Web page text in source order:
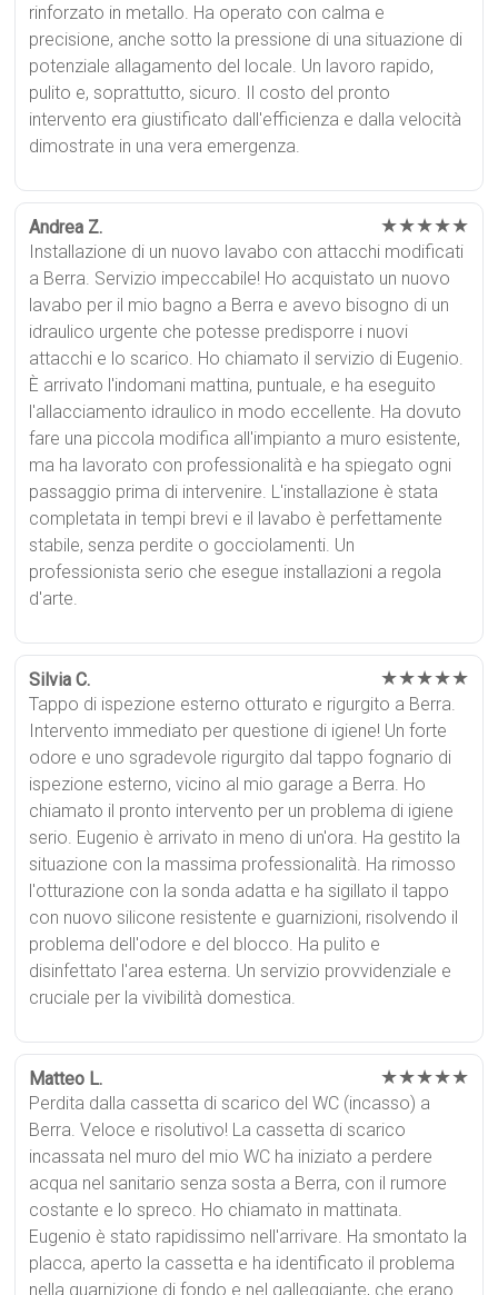
rinforzato in metallo. Ha operato con calma e
precisione, anche sotto la pressione di una situazione di
potenziale allagamento del locale. Un lavoro rapido,
pulito e, soprattutto, sicuro. Il costo del pronto
intervento era giustificato dall'efficienza e dalla velocità
dimostrate in una vera emergenza.
Andrea Z. ★★★★★
Installazione di un nuovo lavabo con attacchi modificati
a Berra. Servizio impeccabile! Ho acquistato un nuovo
lavabo per il mio bagno a Berra e avevo bisogno di un
idraulico urgente che potesse predisporre i nuovi
attacchi e lo scarico. Ho chiamato il servizio di Eugenio.
È arrivato l'indomani mattina, puntuale, e ha eseguito
l'allacciamento idraulico in modo eccellente. Ha dovuto
fare una piccola modifica all'impianto a muro esistente,
ma ha lavorato con professionalità e ha spiegato ogni
passaggio prima di intervenire. L'installazione è stata
completata in tempi brevi e il lavabo è perfettamente
stabile, senza perdite o gocciolamenti. Un
professionista serio che esegue installazioni a regola
d'arte.
Silvia C. ★★★★★
Tappo di ispezione esterno otturato e rigurgito a Berra.
Intervento immediato per questione di igiene! Un forte
odore e uno sgradevole rigurgito dal tappo fognario di
ispezione esterno, vicino al mio garage a Berra. Ho
chiamato il pronto intervento per un problema di igiene
serio. Eugenio è arrivato in meno di un'ora. Ha gestito la
situazione con la massima professionalità. Ha rimosso
l'otturazione con la sonda adatta e ha sigillato il tappo
con nuovo silicone resistente e guarnizioni, risolvendo il
problema dell'odore e del blocco. Ha pulito e
disinfettato l'area esterna. Un servizio provvidenziale e
cruciale per la vivibilità domestica.
Matteo L. ★★★★★
Perdita dalla cassetta di scarico del WC (incasso) a
Berra. Veloce e risolutivo! La cassetta di scarico
incassata nel muro del mio WC ha iniziato a perdere
acqua nel sanitario senza sosta a Berra, con il rumore
costante e lo spreco. Ho chiamato in mattinata.
Eugenio è stato rapidissimo nell'arrivare. Ha smontato la
placca, aperto la cassetta e ha identificato il problema
nella guarnizione di fondo e nel galleggiante, che erano